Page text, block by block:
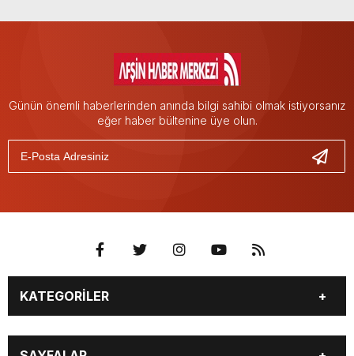
Günün önemli haberlerinden anında bilgi sahibi olmak istiyorsanız
eğer haber bültenine üye olun.
KATEGORİLER
EĞİTİM
EKONOMİ